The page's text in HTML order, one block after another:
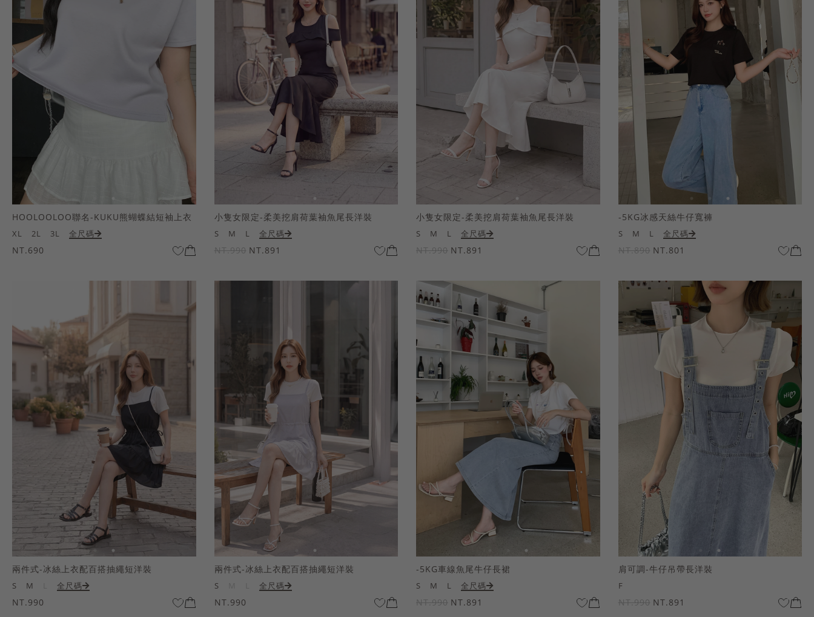
HOOLOOLOO聯名-KUKU熊蝴蝶結短袖上衣
XL 2L 3L 全尺碼
NT.690
小隻女限定-柔美挖肩荷葉袖魚尾長洋裝
S M L 全尺碼
NT.990 NT.891
小隻女限定-柔美挖肩荷葉袖魚尾長洋裝
S M L 全尺碼
NT.990 NT.891
-5KG冰感天絲牛仔寬褲
S M L 全尺碼
NT.890 NT.801
兩件式-冰絲上衣配百搭抽繩短洋裝
S M 全尺碼
NT.990
兩件式-冰絲上衣配百搭抽繩短洋裝
S 全尺碼
NT.990
-5KG車線魚尾牛仔長裙
S M L 全尺碼
NT.990 NT.891
肩可調-牛仔吊帶長洋裝
F
NT.990 NT.891